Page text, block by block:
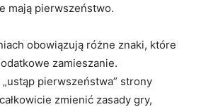
mają pierwszeństwo.
obowiązują różne znaki, które
zamieszanie.
pierwszeństwa” strony
zmienić zasady gry,